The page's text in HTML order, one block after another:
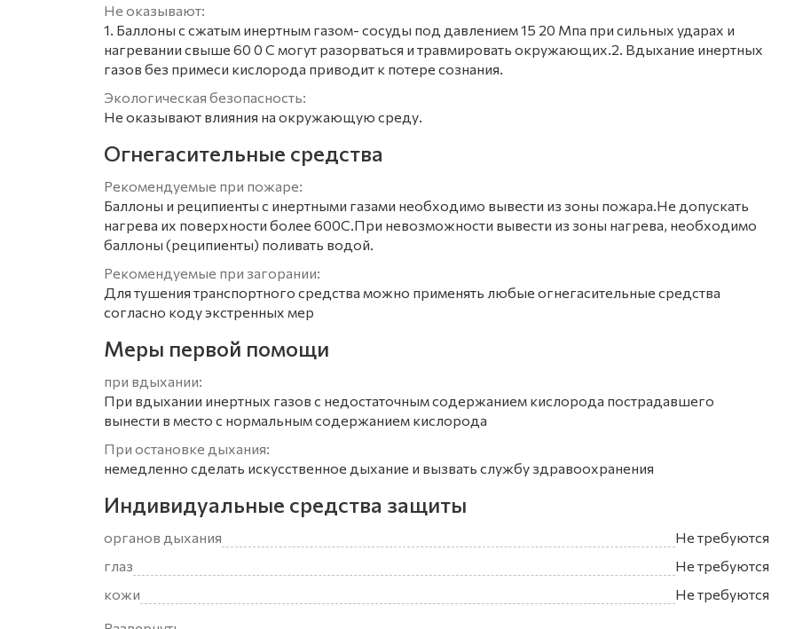
Не оказывают:
1. Баллоны с сжатым инертным газом- сосуды под давлением 15 20 Мпа при сильных ударах и
нагревании свыше 60 0 С могут разорваться и травмировать окружающих.2. Вдыхание инертных
газов без примеси кислорода приводит к потере сознания.
Экологическая безопасность:
Не оказывают влияния на окружающую среду.
Огнегасительные средства
Рекомендуемые при пожаре:
Баллоны и реципиенты с инертными газами необходимо вывести из зоны пожара.Не допускать
нагрева их поверхности более 600С.При невозможности вывести из зоны нагрева, необходимо
баллоны (реципиенты) поливать водой.
Рекомендуемые при загорании:
Для тушения транспортного средства можно применять любые огнегасительные средства
согласно коду экстренных мер
Меры первой помощи
при вдыхании:
При вдыхании инертных газов с недостаточным содержанием кислорода пострадавшего
вынести в место с нормальным содержанием кислорода
При остановке дыхания:
немедленно сделать искусственное дыхание и вызвать службу здравоохранения
Индивидуальные средства защиты
органов дыхания
Не требуются
глаз
Не требуются
кожи
Не требуются